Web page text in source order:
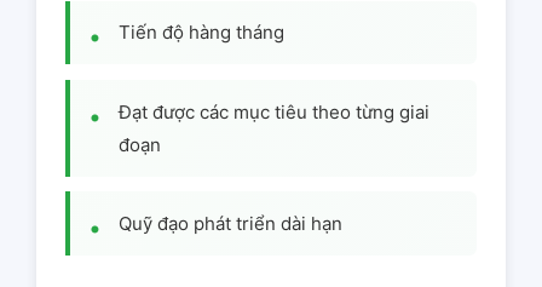
Tiến độ hàng tháng
Đạt được các mục tiêu theo từng giai
đoạn
Quỹ đạo phát triển dài hạn